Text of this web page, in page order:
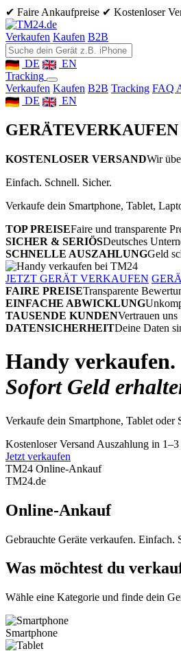
✔ Faire Ankaufpreise ✔ Kostenloser
Verkaufen Kaufen B2B
DE
EN
Tracking
Verkaufen Kaufen B2B Tracking FAQ
DE
EN
GERÄTEVERKAUFEN
KOSTENLOSER VERSANDWir
Einfach. Schnell. Sicher.
Verkaufe dein Smartphone, Tablet,
TOP PREISEFaire und transparente
SICHER & SERIÖSDeutsches
SCHNELLE AUSZAHLUNGGeld
JETZT GERÄT VERKAUFEN
FAIRE PREISETransparente
EINFACHE ABWICKLUNG
TAUSENDE KUNDENVertrauen uns
DATENSICHERHEITDeine Daten
Handy verkaufen.
Sofort Geld
Verkaufe dein Smartphone, Tablet oder
Kostenloser Versand Auszahlung in 1–3
Jetzt verkaufen
TM24 Online-Ankauf
TM24.de
Online-Ankauf
Gebrauchte Geräte verkaufen. Einfach.
Was möchtest du
Wähle eine Kategorie und finde dein
Smartphone